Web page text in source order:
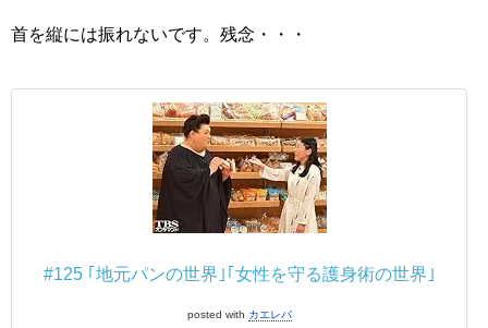
首を縦には振れないです。残念・・・
#125 ｢地元パンの世界｣｢女性を守る護身術の世界｣
posted with カエレバ